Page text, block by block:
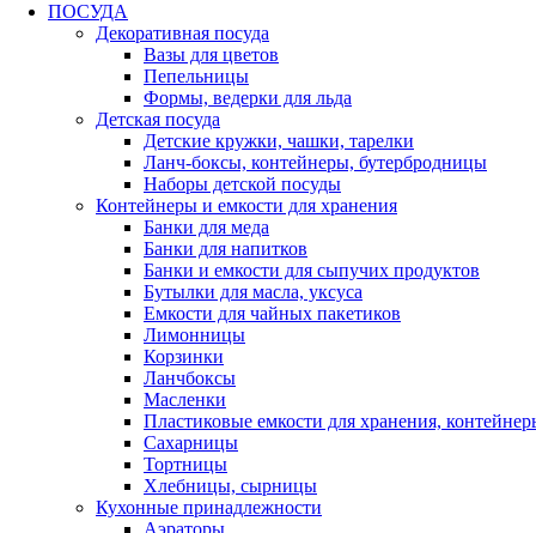
ПОСУДА
Декоративная посуда
Вазы для цветов
Пепельницы
Формы, ведерки для льда
Детская посуда
Детские кружки, чашки, тарелки
Ланч-боксы, контейнеры, бутербродницы
Наборы детской посуды
Контейнеры и емкости для хранения
Банки для меда
Банки для напитков
Банки и емкости для сыпучих продуктов
Бутылки для масла, уксуса
Емкости для чайных пакетиков
Лимонницы
Корзинки
Ланчбоксы
Масленки
Пластиковые емкости для хранения,
Сахарницы
Тортницы
Хлебницы, сырницы
Кухонные принадлежности
Аэраторы